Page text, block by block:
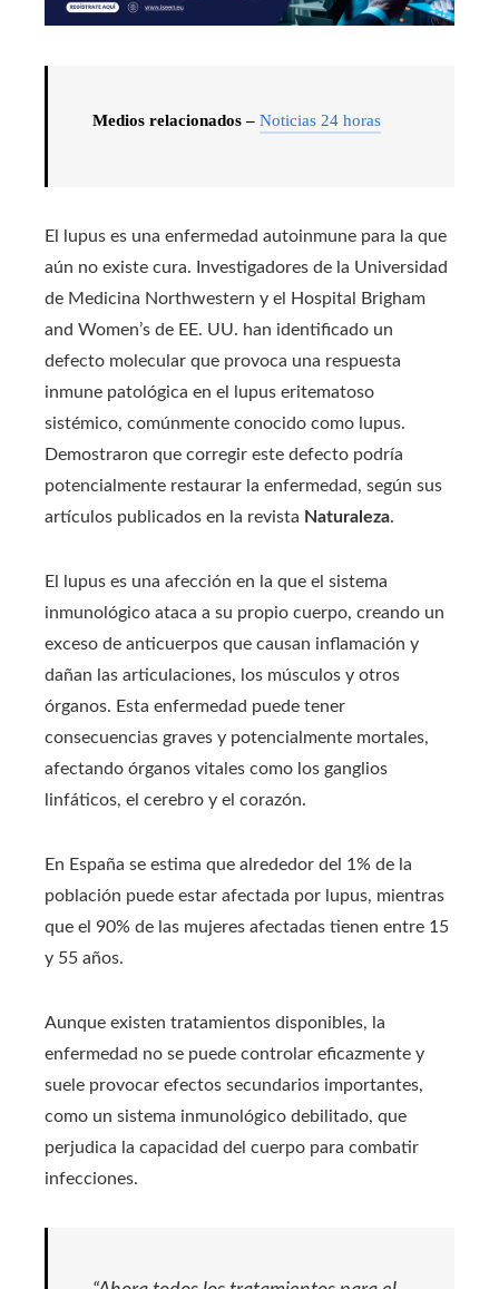
Medios relacionados – Noticias 24 horas
El lupus es una enfermedad autoinmune para la que
aún no existe cura. Investigadores de la Universidad
de Medicina Northwestern y el Hospital Brigham
and Women’s de EE. UU. han identificado un
defecto molecular que provoca una respuesta
inmune patológica en el lupus eritematoso
sistémico, comúnmente conocido como lupus.
Demostraron que corregir este defecto podría
potencialmente restaurar la enfermedad, según sus
artículos publicados en la revista Naturaleza.
El lupus es una afección en la que el sistema
inmunológico ataca a su propio cuerpo, creando un
exceso de anticuerpos que causan inflamación y
dañan las articulaciones, los músculos y otros
órganos. Esta enfermedad puede tener
consecuencias graves y potencialmente mortales,
afectando órganos vitales como los ganglios
linfáticos, el cerebro y el corazón.
En España se estima que alrededor del 1% de la
población puede estar afectada por lupus, mientras
que el 90% de las mujeres afectadas tienen entre 15
y 55 años.
Aunque existen tratamientos disponibles, la
enfermedad no se puede controlar eficazmente y
suele provocar efectos secundarios importantes,
como un sistema inmunológico debilitado, que
perjudica la capacidad del cuerpo para combatir
infecciones.